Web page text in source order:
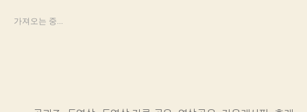
가져오는 중...